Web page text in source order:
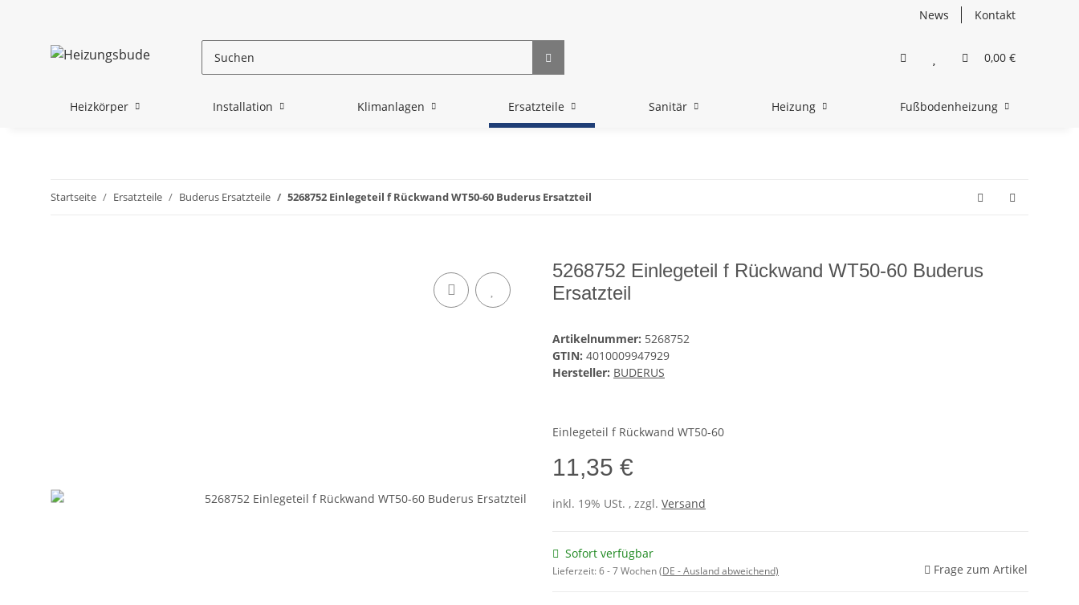
News Kontakt
0,00 €
Heizkörper Installation Klimanlagen Ersatzteile Sanitär Heizung Fußbodenheizung
Startseite Ersatzteile Buderus Ersatzteile 5268752 Einlegeteil f Rückwand WT50-60 Buderus Ersatzteil
5268752 Einlegeteil f Rückwand WT50-60 Buderus
Ersatzteil
Artikelnummer: 5268752
GTIN: 4010009947929
Hersteller: BUDERUS
Einlegeteil f Rückwand WT50-60
11,35 €
inkl. 19% USt. , zzgl. Versand
Sofort verfügbar
Lieferzeit:6 - 7 Wochen(DE - Ausland abweichend) Frage zum Artikel